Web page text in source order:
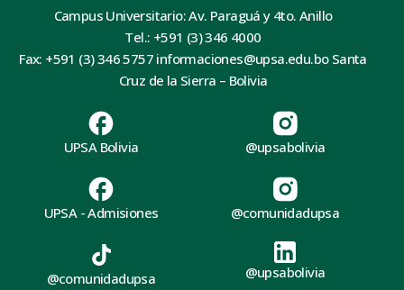
Campus Universitario: Av. Paraguá y 4to. Anillo
Tel.: +591 (3) 346 4000
Fax: +591 (3) 346 5757 informaciones@upsa.edu.bo Santa
Cruz de la Sierra – Bolivia
UPSA Bolivia
UPSA - Admisiones
@upsabolivia
@comunidadupsa
@comunidadupsa @upsabolivia